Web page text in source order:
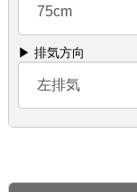
75cm
▶ 排気方向
左排気